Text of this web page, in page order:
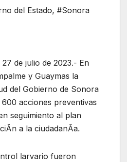
del Estado, #Sonora
de julio de 2023.- En
y Guaymas la
del Gobierno de Sonora
acciones preventivas
seguimiento al plan
a la ciudadanÃa.
larvario fueron